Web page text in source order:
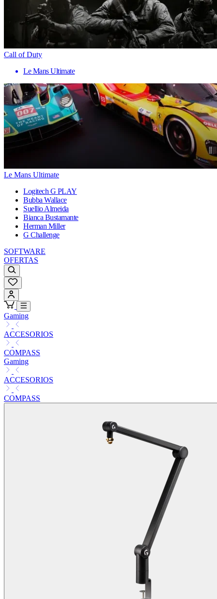
Call of Duty
Le Mans Ultimate
Le Mans Ultimate
Logitech G PLAY
Bubba Wallace
Suellio Almeida
Bianca Bustamante
Herman Miller
G Challenge
SOFTWARE
OFERTAS
Gaming
ACCESORIOS
COMPASS
Gaming
ACCESORIOS
COMPASS